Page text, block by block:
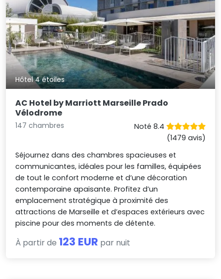
Hôtel 4 étoiles
AC Hotel by Marriott Marseille Prado
Vélodrome
147 chambres
Noté 8.4
(1479 avis)
Séjournez dans des chambres spacieuses et
communicantes, idéales pour les familles, équipées
de tout le confort moderne et d’une décoration
contemporaine apaisante. Profitez d’un
emplacement stratégique à proximité des
attractions de Marseille et d’espaces extérieurs avec
piscine pour des moments de détente.
À partir de 123 EUR par nuit